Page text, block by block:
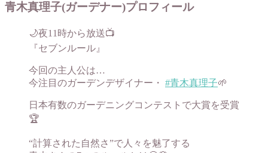
青木真理子(ガーデナー)プロフィール
🌙夜11時から放送📺
『セブンルール』
今回の主人公は…
今注目のガーデンデザイナー・ #青木真理子🌱
日本有数のガーデニングコンテストで大賞を受賞
🏆
“計算された自然さ”で人々を魅了する